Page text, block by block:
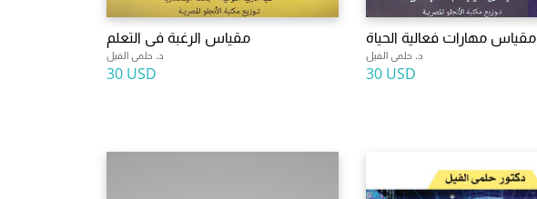
مقياس الرغبة فى التعلم
د. حلمى الفيل
30 USD
مقياس مهارات فعالية الحياة
د. حلمى الفيل
30 USD